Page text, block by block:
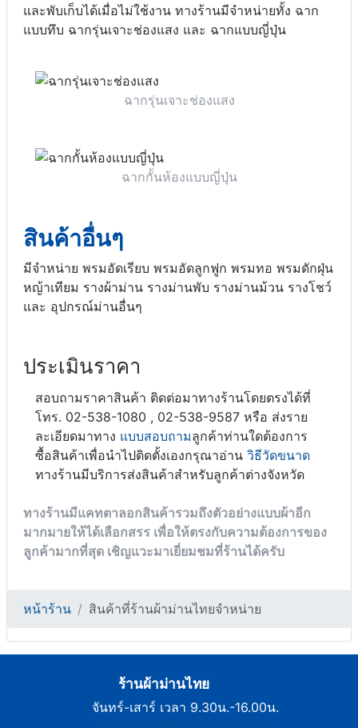
และพับเก็บได้เมื่อไม่ใช้งาน ทางร้านมีจำหน่ายทั้ง ฉาก
แบบทึบ ฉากรุ่นเจาะช่องแสง และ ฉากแบบญี่ปุ่น
ฉากรุ่นเจาะช่องแสง
ฉากกั้นห้องแบบญี่ปุ่น
สินค้าอื่นๆ
มีจำหน่าย พรมอัดเรียบ พรมอัดลูกฟูก พรมทอ พรมดักฝุ่น
หญ้าเทียม รางผ้าม่าน รางม่านพับ รางม่านม้วน รางโชว์
และ อุปกรณ์ม่านอื่นๆ
ประเมินราคา
สอบถามราคาสินค้า ติดต่อมาทางร้านโดยตรงได้ที่
โทร. 02-538-1080 , 02-538-9587 หรือ ส่งราย
ละเอียดมาทาง แบบสอบถามลูกค้าท่านใดต้องการ
ซื้อสินค้าเพื่อนำไปติดตั้งเองกรุณาอ่าน วิธีวัดขนาด
ทางร้านมีบริการส่งสินค้าสำหรับลูกค้าต่างจังหวัด
ทางร้านมีแคทตาลอกสินค้ารวมถึงตัวอย่างแบบผ้าอีก
มากมายให้ได้เลือกสรร เพื่อให้ตรงกับความต้องการของ
ลูกค้ามากที่สุด เชิญแวะมาเยี่ยมชมที่ร้านได้ครับ
หน้าร้าน สินค้าที่ร้านผ้าม่านไทยจำหน่าย
ร้านผ้าม่านไทย
จันทร์-เสาร์ เวลา 9.30น.-16.00น.